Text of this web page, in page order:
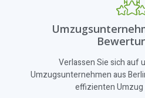
Verlassen Sie sich auf
Umzugsunternehmen aus
effizienten Umzug